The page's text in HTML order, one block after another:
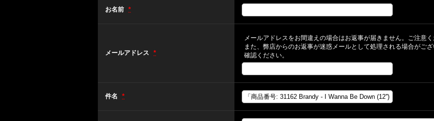
お名前 *
メールアドレス *
メールアドレスをお間違えの場合はお返事が届きません。ご注意く
また、弊店からのお返事が迷惑メールとして処理される場合がご
確認ください。
件名 *